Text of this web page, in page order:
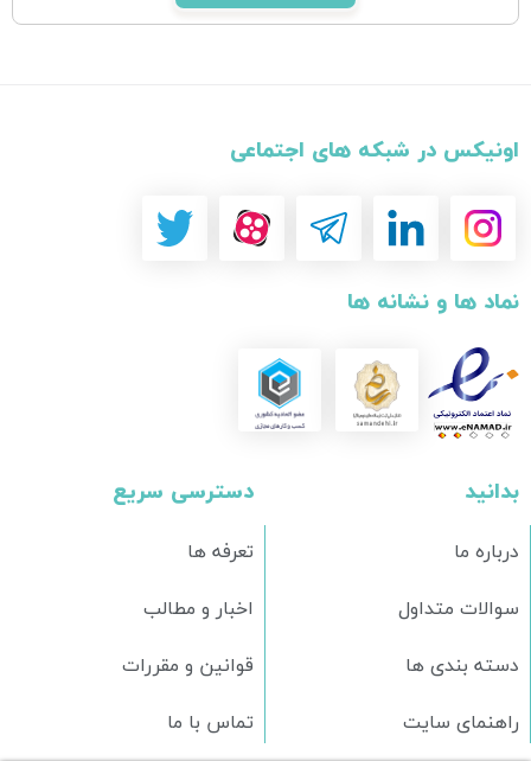
اونیکس در شبکه های اجتماعی
نماد ها و نشانه ها
دسترسی سریع
تعرفه ها
اخبار و مطالب
قوانین و مقررات
تماس با ما
بدانید
درباره ما
سوالات متداول
دسته بندی ها
راهنمای سایت